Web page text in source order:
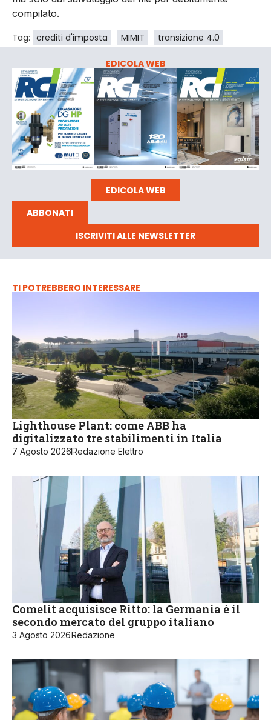
compilato.
Tag: crediti d'imposta MIMIT transizione 4.0
EDICOLA WEB
EDICOLA WEB
ABBONATI
ISCRIVITI ALLE NEWSLETTER
TI POTREBBERO INTERESSARE
Lighthouse Plant: come ABB ha
digitalizzato tre stabilimenti in Italia
7 Agosto 2026Redazione Elettro
Comelit acquisisce Ritto: la Germania è il
secondo mercato del gruppo italiano
3 Agosto 2026Redazione